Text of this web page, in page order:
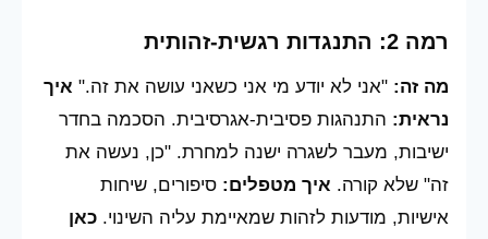
רמה 2: התנגדות רגשית-זהותית
מה זה: "אני לא יודע מי אני כשאני עושה את זה." איך
נראית: התנהגות פסיבית-אגרסיבית. הסכמה בחדר
ישיבות, מעבר לשגרה ישנה למחרת. "כן, נעשה את
זה" שלא קורה. איך מטפלים: סיפורים, שיחות
אישיות, מודעות לזהות שמאיימת עליה השינוי. כאן